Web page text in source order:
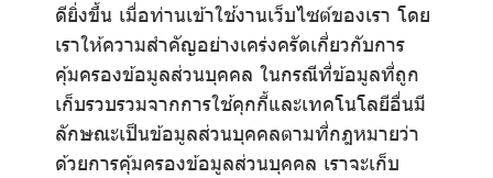
ดียิ่งขึ้น เมื่อท่านเข้าใช้งานเว็บไซต์ของเรา โดย
เราให้ความสำคัญอย่างเคร่งครัดเกี่ยวกับการ
คุ้มครองข้อมูลส่วนบุคคล ในกรณีที่ข้อมูลที่ถูก
เก็บรวบรวมจากการใช้คุกกี้และเทคโนโลยีอื่นมี
ลักษณะเป็นข้อมูลส่วนบุคคลตามที่กฎหมายว่า
ด้วยการคุ้มครองข้อมูลส่วนบุคคล เราจะเก็บ